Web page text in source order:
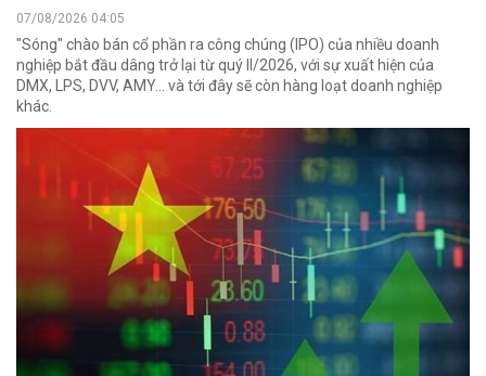
07/08/2026 04:05
"Sóng" chào bán cổ phần ra công chúng (IPO) của nhiều doanh
nghiệp bắt đầu dâng trở lại từ quý II/2026, với sự xuất hiện của
DMX, LPS, DVV, AMY... và tới đây sẽ còn hàng loạt doanh nghiệp
khác.